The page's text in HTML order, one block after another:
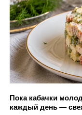
Пока кабачки
каждый день —